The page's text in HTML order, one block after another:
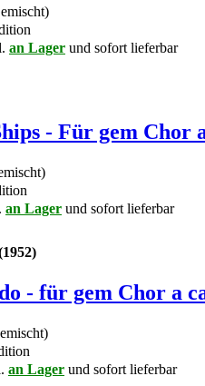
an Lager und sofort lieferbar
- Für gem Chor
an Lager und sofort lieferbar
- für gem Chor a
an Lager und sofort lieferbar